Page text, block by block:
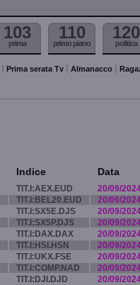
103
prima
110
primo piano
120
politica
Prima serata Tv Almanacco
Indice Data
TIT.I:AEX.EUD
20/09/
TIT.I:BEL20.EUD
20/09/
TIT.I:SX5E.DJS
20/09/
TIT.I:SX5P.DJS
20/09/
TIT.I:DAX.DAX
20/09/
TIT.I:HSI.HSN
20/09/
TIT.I:UKX.FSE
20/09/
TIT.I:COMP.NAD
20/09/
TIT.I:DJI.DJD
20/09/